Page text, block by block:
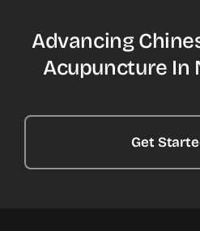
Advancing
Acupuncture In
Get